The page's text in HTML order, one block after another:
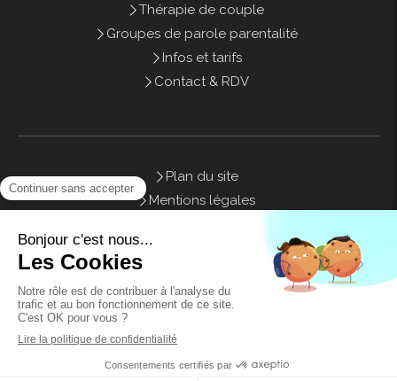
Thérapie de couple
Groupes de parole parentalité
Infos et tarifs
Contact & RDV
Plan du site
Mentions légales
©2021 Sweety Therapy - Psychothérapie Marseille